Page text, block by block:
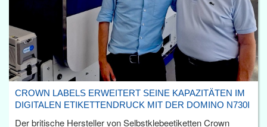
CROWN LABELS ERWEITERT SEINE KAPAZITÄTEN IM
DIGITALEN ETIKETTENDRUCK MIT DER DOMINO N730I
Der britische Hersteller von Selbstklebeetiketten Crown